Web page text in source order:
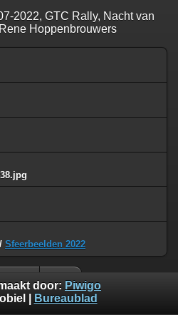
2022, GTC Rally, Nacht van
Hoppenbrouwers
/ Sfeerbeelden 2022
door: Piwigo
Bureaublad